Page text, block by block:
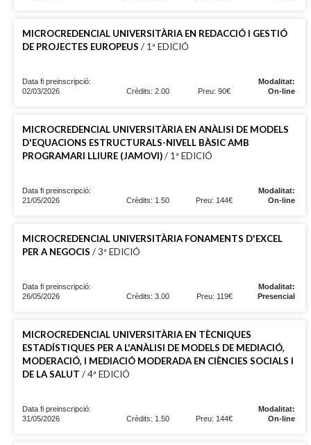
MICROCREDENCIAL UNIVERSITÀRIA EN REDACCIÓ I GESTIÓ
DE PROJECTES EUROPEUS / 1ª EDICIÓ
Data fi preinscripció:
02/03/2026
Crèdits: 2.00 Preu: 90€
Modalitat:
On-line
MICROCREDENCIAL UNIVERSITÀRIA EN ANÀLISI DE MODELS
D'EQUACIONS ESTRUCTURALS-NIVELL BÀSIC AMB
PROGRAMARI LLIURE (JAMOVI)/ 1ª EDICIÓ
Data fi preinscripció:
21/05/2026
Crèdits: 1.50 Preu: 144€
Modalitat:
On-line
MICROCREDENCIAL UNIVERSITÀRIA FONAMENTS D'EXCEL
PER A NEGOCIS / 3ª EDICIÓ
Data fi preinscripció:
26/05/2026
Crèdits: 3.00 Preu: 119€
Modalitat:
Presencial
MICROCREDENCIAL UNIVERSITÀRIA EN TÈCNIQUES
ESTADÍSTIQUES PER A L'ANÀLISI DE MODELS DE MEDIACIÓ,
MODERACIÓ, I MEDIACIÓ MODERADA EN CIÈNCIES SOCIALS I
DE LA SALUT / 4ª EDICIÓ
Data fi preinscripció:
31/05/2026
Crèdits: 1.50 Preu: 144€
Modalitat:
On-line